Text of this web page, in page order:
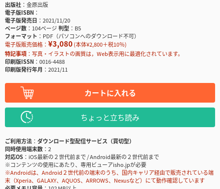
出版社
金原出版
電子版ISBN
電子版発売日
2021/11/20
ページ数
104ページ判型
B5
フォーマット
PDF（パソコンへのダウンロード不可）
電子版販売価格： ¥3,080(本体¥2,800＋税10％)
特記事項
写真・イラストの画質は，Web表示用に最適化されています。
印刷版ISSN
0016-4488
印刷版発行年月
2021/11
カートに入れる
ちょっと立ち読み
ご利用方法
ダウンロード型配信サービス（買切型）
同時使用端末数
2
対応OS
iOS最新の２世代前まで / Android最新の２世代前まで
※コンテンツの使用にあたり、専用ビューアisho.jpが必要
※Androidは、Android２世代前の端末のうち、国内キャリア経由で販売されている端
末（Xperia、GALAXY、AQUOS、ARROWS、Nexusなど）にて動作確認しています